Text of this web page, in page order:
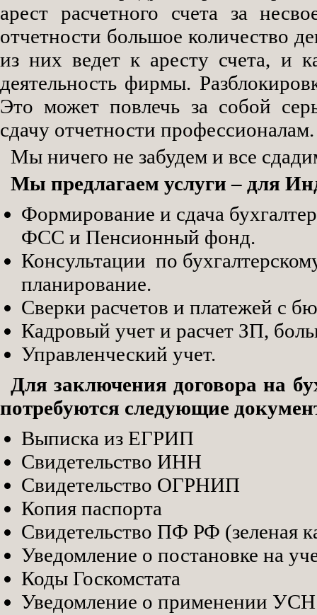
арест расчетного счета за
отчетности большое количество
из них ведет к аресту счета, и
деятельность фирмы.
Это может повлечь за собой
сдачу отчетности профессионалам.
Мы ничего не забудем и все
Мы предлагаем услуги – для
Формирование и сдача
ФСС и Пенсионный фонд.
Консультации по
планирование.
Сверки расчетов и платежей с
Кадровый учет и расчет ЗП,
Управленческий учет.
Для заключения договора на
потребуются следующие
Выписка из ЕГРИП
Свидетельство ИНН
Свидетельство ОГРНИП
Копия паспорта
Свидетельство ПФ РФ (зеленая
Уведомление о постановке на
Коды Госкомстата
Уведомление о применении УСН